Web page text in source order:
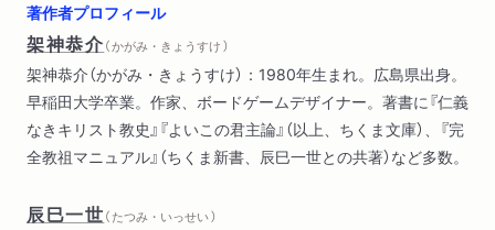
第6章 他者の軍備と運命で君主となった場合――虎の威を借
るすぐるくんの落伍
第7章 極悪非道の正しい使い方――極悪非道まあやちゃんの遠
足
第8章 市民による君主政体について――さくらちゃんとかえ
でちゃんの対立
侵略
著作者プロフィール
架神恭介（ かがみ・きょうすけ ）
架神恭介（かがみ・きょうすけ）：1980年生まれ。広島県出身。
早稲田大学卒業。作家、ボードゲームデザイナー。著書に『仁義
なきキリスト教史』『よいこの君主論』（以上、ちくま文庫）、『完
全教祖マニュアル』（ちくま新書、辰巳一世との共著）など多数。
辰巳一世（ たつみ・いっせい ）